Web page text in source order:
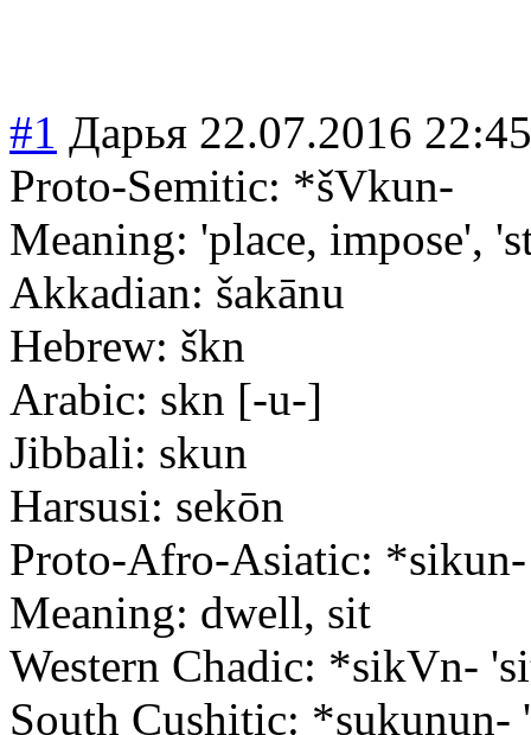
#1 Дарья 22.07.2016 22:45
Proto-Semitic: *šVkun-
Meaning: 'place, impose',
Akkadian: šakānu
Hebrew: škn
Arabic: skn [-u-]
Jibbali: skun
Harsusi: sekōn
Proto-Afro-Asiatic: *sikun-
Meaning: dwell, sit
Western Chadic: *sikVn-
South Cushitic: *sukunun-